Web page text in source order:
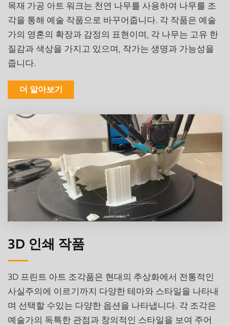
목재 가공 아트 워크는 천연 나무를 사용하여 나무를 조
각을 통해 예술 작품으로 바꾸어줍니다. 각 작품은 예술
가의 영혼의 확장과 감정의 표현이며, 각 나무는 고유 한
질감과 색상을 가지고 있으며, 작가는 생명과 가능성을
줍니다.
더 알아보기
3D 인쇄 작품
3D 프린트 아트 조각품은 현대의 추상화에서 전통적인
사실주의에 이르기까지 다양한 테마와 스타일을 나타내
며 선택할 수있는 다양한 옵션을 나타냅니다. 각 조각은
예술가의 독특한 관점과 창의적인 스타일을 보여 주어